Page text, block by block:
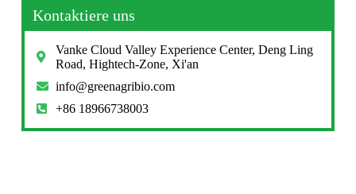
Kontaktiere uns
Vanke Cloud Valley Experience Center, Deng Ling
Road, Hightech-Zone, Xi'an
info@greenagribio.com
+86 18966738003